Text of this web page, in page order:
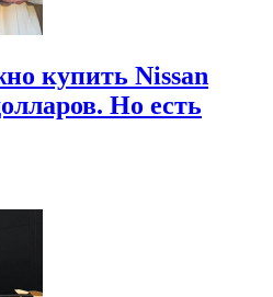
купить Nissan
Но есть